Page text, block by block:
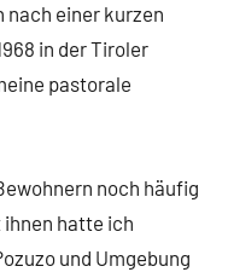
nach einer kurzen
in der Tiroler
pastorale
noch häufig
hatte ich
und Umgebung